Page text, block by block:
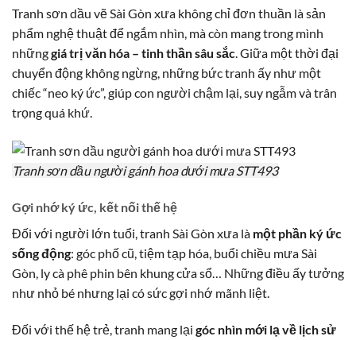
Tranh sơn dầu vẽ Sài Gòn xưa không chỉ đơn thuần là sản
phẩm nghệ thuật để ngắm nhìn, mà còn mang trong mình
nhữnggiá trị văn hóa – tinh thần sâu sắc . Giữa một thời đại
chuyển động không ngừng, những bức tranh ấy như một
chiếc “neo ký ức”, giúp con người chậm lại, suy ngẫm và trân
trọng quá khứ.
Tranh sơn dầu người gánh hoa dưới mưa STT493
Gợi nhớ ký ức, kết nối thế hệ
Đối với người lớn tuổi, tranh Sài Gòn xưa là một phần ký ức
sống động: góc phố cũ, tiệm tạp hóa, buổi chiều mưa Sài
Gòn, ly cà phê phin bên khung cửa sổ… Những điều ấy tưởng
như nhỏ bé nhưng lại có sức gợi nhớ mãnh liệt.
Đối với thế hệ trẻ, tranh mang lại góc nhìn mới lạ về lịch sử